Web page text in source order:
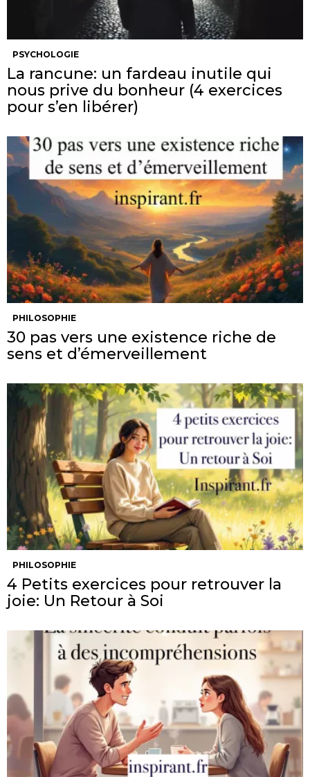
PSYCHOLOGIE
La rancune: un fardeau inutile qui
nous prive du bonheur (4 exercices
pour s’en libérer)
PHILOSOPHIE
30 pas vers une existence riche de
sens et d’émerveillement
PHILOSOPHIE
4 Petits exercices pour retrouver la
joie: Un Retour à Soi